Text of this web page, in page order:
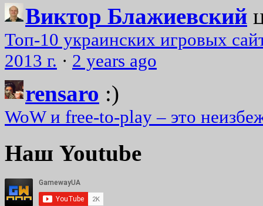
Виктор Блажиевский
Топ-10 украинских игровых
2013 г. · 2 years ago
rensaro :)
WoW и free-to-play – это
Наш Youtube